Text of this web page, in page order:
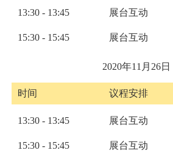
13:30 - 13:45 展台互动
15:30 - 15:45 展台互动
2020年11月26日
时间 议程安排
13:30 - 13:45 展台互动
15:30 - 15:45 展台互动